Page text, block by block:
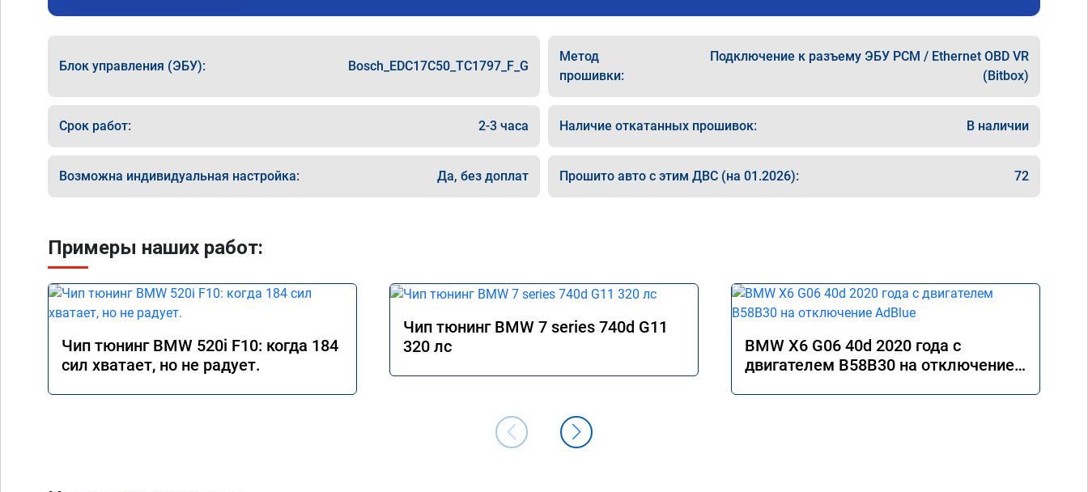
Блок управления (ЭБУ): Bosch_EDC17C50_TC1797_F_G
Метод
прошивки:
Подключение к разъему ЭБУ PCM / Ethernet OBD VR
(Bitbox)
Срок работ: 2-3 часа Наличие откатанных прошивок: В наличии
Возможна индивидуальная настройка: Да, без доплат Прошито авто с этим ДВС (на 01.2026): 72
Примеры наших работ:
Чип тюнинг BMW 520i F10: когда 184
сил хватает, но не радует.
Чип тюнинг BMW 7 series 740d G11
320 лс
BMW X6 G06 40d 2020 года с
двигателем B58B30 на отключение